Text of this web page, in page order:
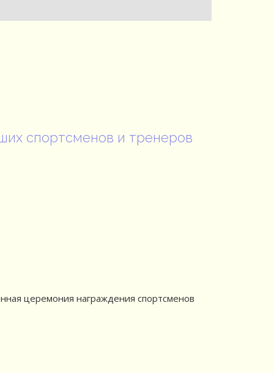
спортсменов и тренеров
церемония награждения спортсменов